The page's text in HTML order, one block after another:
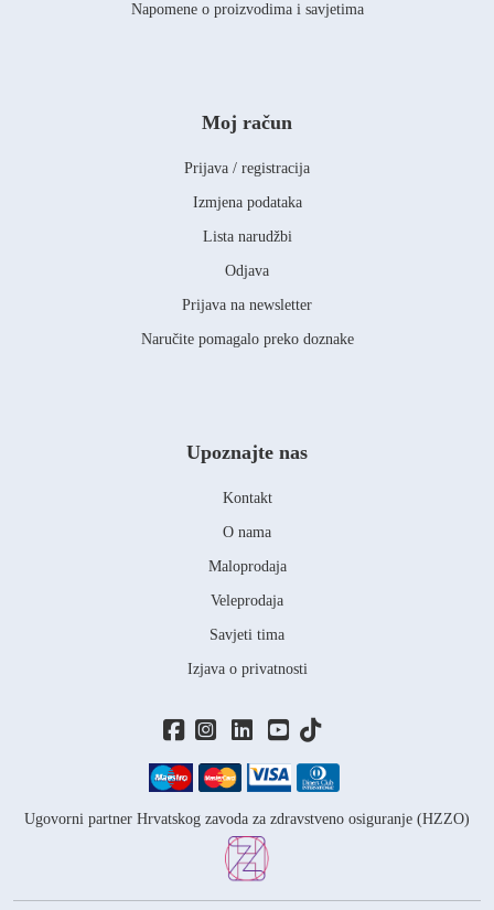
Napomene o proizvodima i savjetima
Moj račun
Prijava / registracija
Izmjena podataka
Lista narudžbi
Odjava
Prijava na newsletter
Naručite pomagalo preko doznake
Ugovorni partner Hrvatskog zavoda za zdravstveno osiguranje (HZZO)
Upoznajte nas
Kontakt
O nama
Maloprodaja
Veleprodaja
Savjeti tima
Izjava o privatnosti